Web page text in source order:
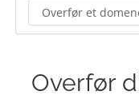
Overfør